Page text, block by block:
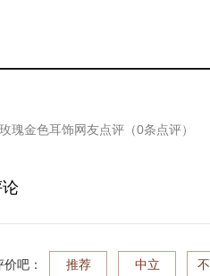
瑰金色耳饰网友点评（0条点评）
吧： 推荐 中立